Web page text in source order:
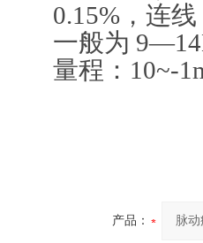
0.15%，连
一般为
量程：10~-
产品：